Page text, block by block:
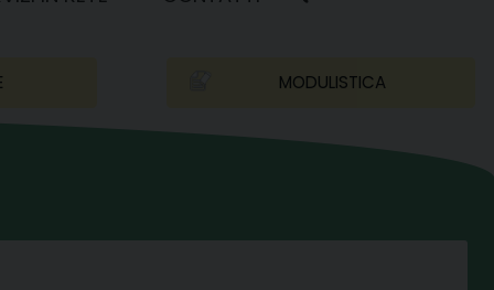
MODULISTICA